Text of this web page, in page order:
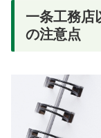
一条工務店
の注意点